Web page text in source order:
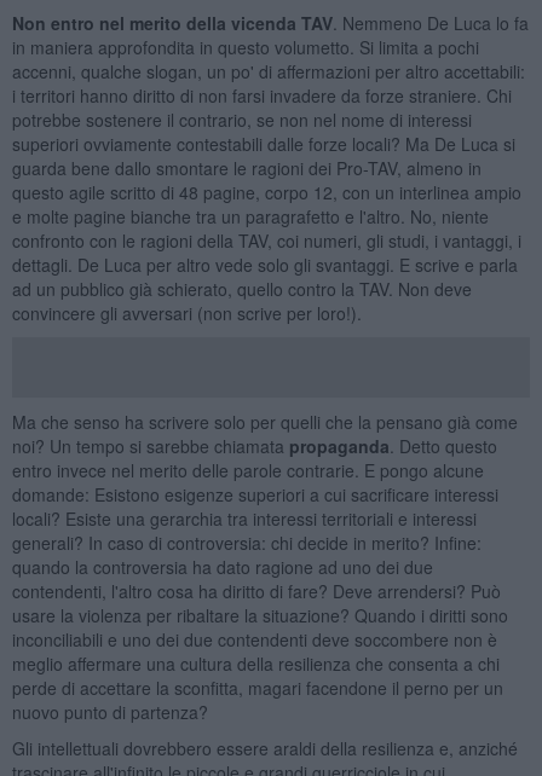
Non entro nel merito della vicenda TAV. Nemmeno De Luca lo fa
in maniera approfondita in questo volumetto. Si limita a pochi
accenni, qualche slogan, un po' di affermazioni per altro accettabili:
i territori hanno diritto di non farsi invadere da forze straniere. Chi
potrebbe sostenere il contrario, se non nel nome di interessi
superiori ovviamente contestabili dalle forze locali? Ma De Luca si
guarda bene dallo smontare le ragioni dei Pro-TAV, almeno in
questo agile scritto di 48 pagine, corpo 12, con un interlinea ampio
e molte pagine bianche tra un paragrafetto e l'altro. No, niente
confronto con le ragioni della TAV, coi numeri, gli studi, i vantaggi, i
dettagli. De Luca per altro vede solo gli svantaggi. E scrive e parla
ad un pubblico già schierato, quello contro la TAV. Non deve
convincere gli avversari (non scrive per loro!).
Ma che senso ha scrivere solo per quelli che la pensano già come
noi? Un tempo si sarebbe chiamata propaganda . Detto questo
entro invece nel merito delle parole contrarie. E pongo alcune
domande: Esistono esigenze superiori a cui sacrificare interessi
locali? Esiste una gerarchia tra interessi territoriali e interessi
generali? In caso di controversia: chi decide in merito? Infine:
quando la controversia ha dato ragione ad uno dei due
contendenti, l'altro cosa ha diritto di fare? Deve arrendersi? Può
usare la violenza per ribaltare la situazione? Quando i diritti sono
inconciliabili e uno dei due contendenti deve soccombere non è
meglio affermare una cultura della resilienza che consenta a chi
perde di accettare la sconfitta, magari facendone il perno per un
nuovo punto di partenza?
Gli intellettuali dovrebbero essere araldi della resilienza e, anziché